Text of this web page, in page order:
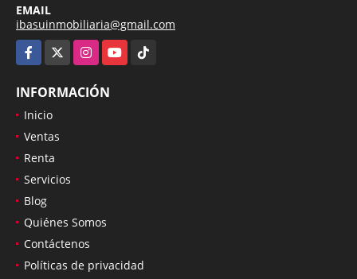
EMAIL
ibasuinmobiliaria@gmail.com
Facebook
InstagramYouTubeTikTok
INFORMACIÓN
Inicio
Ventas
Renta
Servicios
Blog
Quiénes Somos
Contáctenos
Políticas de privacidad